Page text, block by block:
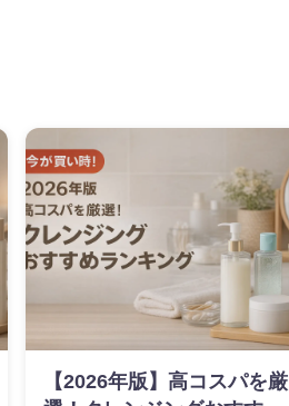
【2026年版】高コスパを厳